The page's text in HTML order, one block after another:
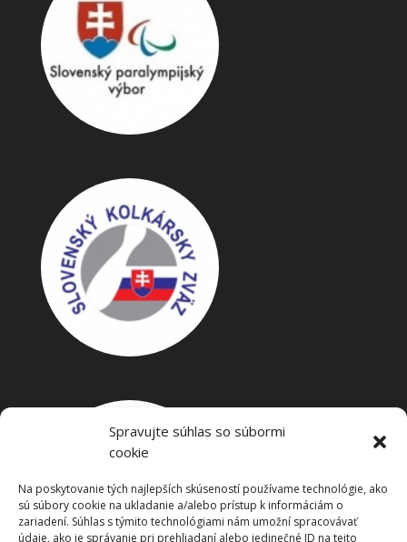
Spravujte súhlas so súbormi
cookie
Na poskytovanie tých najlepších skúseností používame technológie, ako
sú súbory cookie na ukladanie a/alebo prístup k informáciám o
zariadení. Súhlas s týmito technológiami nám umožní spracovávať
údaje, ako je správanie pri prehliadaní alebo jedinečné ID na tejto